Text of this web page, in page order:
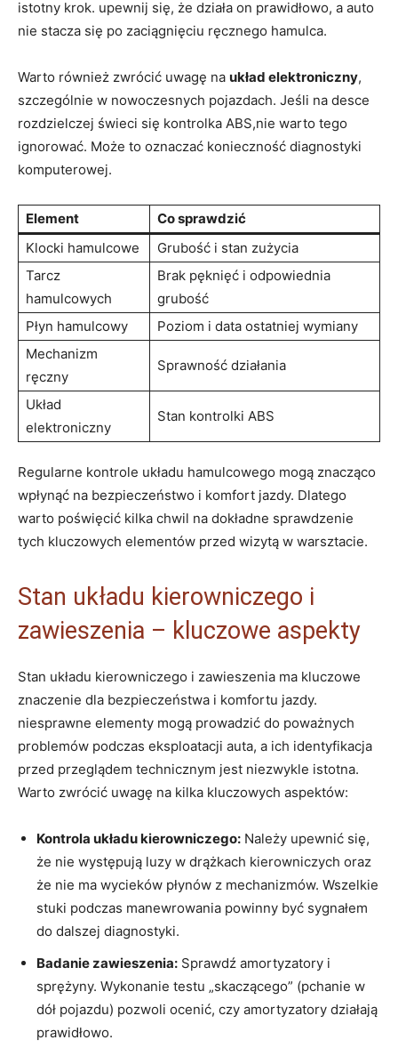
istotny krok. upewnij się, że działa on prawidłowo, a auto
nie stacza się po zaciągnięciu ręcznego hamulca.
Warto również zwrócić uwagę na układ elektroniczny,
szczególnie w nowoczesnych pojazdach. Jeśli na desce
rozdzielczej świeci się kontrolka ABS,nie warto tego
ignorować. Może to oznaczać konieczność diagnostyki
komputerowej.
Element
Co sprawdzić
Klocki hamulcowe
Grubość i stan zużycia
Tarcz
hamulcowych
Brak pęknięć i odpowiednia
grubość
Płyn hamulcowy
Poziom i data ostatniej wymiany
Mechanizm
ręczny
Sprawność działania
Układ
elektroniczny
Stan kontrolki ABS
Regularne kontrole układu hamulcowego mogą znacząco
wpłynąć na bezpieczeństwo i komfort jazdy. Dlatego
warto poświęcić kilka chwil na dokładne sprawdzenie
tych kluczowych elementów przed wizytą w warsztacie.
Stan układu kierowniczego i
zawieszenia – kluczowe aspekty
Stan układu kierowniczego i zawieszenia ma kluczowe
znaczenie dla bezpieczeństwa i komfortu jazdy.
niesprawne elementy mogą prowadzić do poważnych
problemów podczas eksploatacji auta, a ich identyfikacja
przed przeglądem technicznym jest niezwykle istotna.
Warto zwrócić uwagę na kilka kluczowych aspektów:
Kontrola układu kierowniczego: Należy upewnić się,
że nie występują luzy w drążkach kierowniczych oraz
że nie ma wycieków płynów z mechanizmów. Wszelkie
stuki podczas manewrowania powinny być sygnałem
do dalszej diagnostyki.
Badanie zawieszenia: Sprawdź amortyzatory i
sprężyny. Wykonanie testu „skaczącego” (pchanie w
dół pojazdu) pozwoli ocenić, czy amortyzatory działają
prawidłowo.